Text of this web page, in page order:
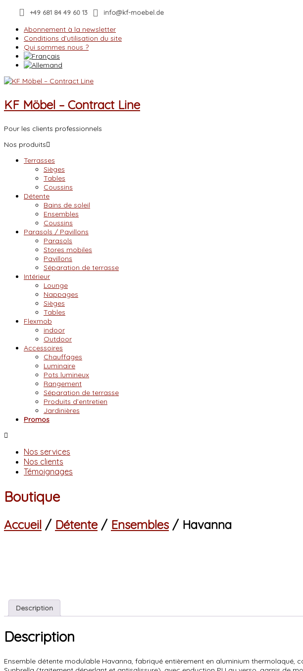
content
+49 681 84 49 60 13 info@kf-moebel.de
Abonnement à la newsletter
Conditions d’utilisation du site
Qui sommes nous ?
KF Möbel – Contract Line
Pour les clients professionnels
Nos produits
Terrasses
Sièges
Tables
Coussins
Détente
Bains de soleil
Ensembles
Coussins
Parasols / Pavillons
Parasols
Stores mobiles
Pavillons
Séparation de terrasse
Intérieur
Lounge
Nappages
Sièges
Tables
Flexmob
indoor
Outdoor
Accessoires
Chauffages
Luminaire
Pots lumineux
Rangement
Séparation de terrasse
Produits d’entretien
Jardinières
Promos
Nos services
Nos clients
Témoignages
Boutique
Accueil / Détente / Ensembles / Havanna
Description
Description
Ensemble détente modulable Havanna, fabriqué entièrement en aluminium